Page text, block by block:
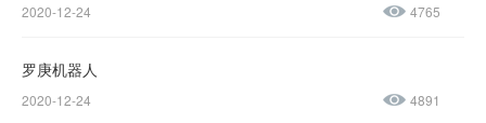
2020-12-24 4765
罗庚机器人
2020-12-24 4891